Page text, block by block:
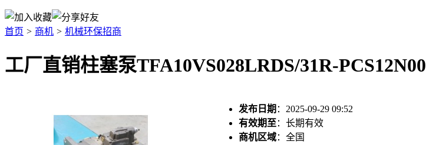
首页 > 商机 > 机械环保招商
工厂直销柱塞泵TFA10VS028LRDS/31R-PCS12N00
发布日期 ：2025-09-29 09:52
有效期至：长期有效
商机区域：全国